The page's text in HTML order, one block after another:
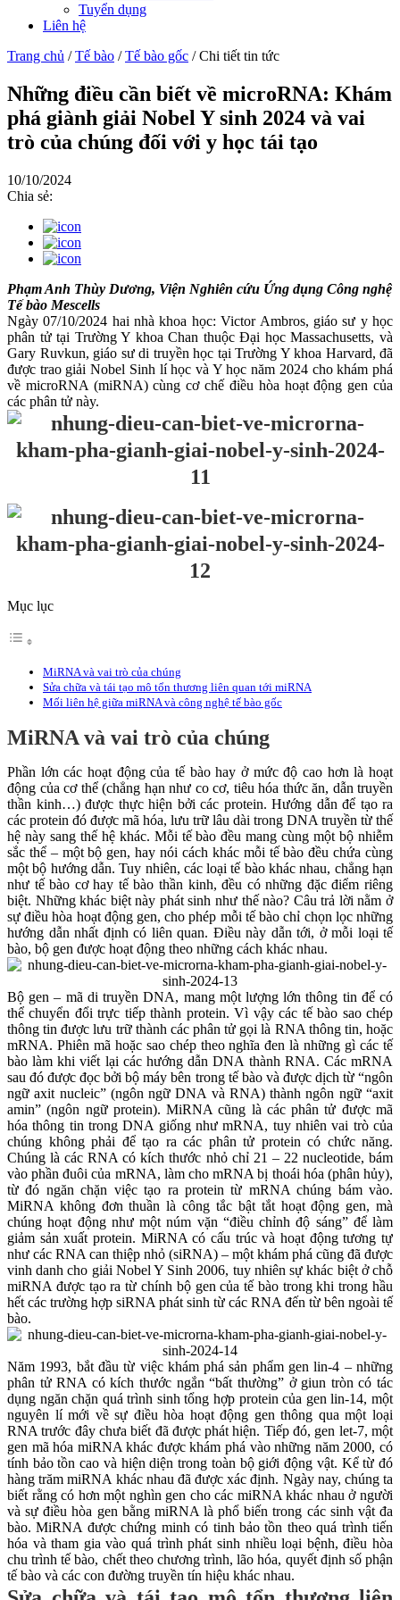
Tuyển dụng
Liên hệ
Trang chủ /Tế bào /Tế bào gốc /Chi tiết tin tức
Những điều cần biết về microRNA: Khám
phá giành giải Nobel Y sinh 2024 và vai
trò của chúng đối với y học tái tạo
10/10/2024
Chia sẻ:
Phạm Anh Thùy Dương, Viện Nghiên cứu Ứng dụng Công nghệ
Tế bào Mescells
Ngày 07/10/2024 hai nhà khoa học: Victor Ambros, giáo sư y học
phân tử tại Trường Y khoa Chan thuộc Đại học Massachusetts, và
Gary Ruvkun, giáo sư di truyền học tại Trường Y khoa Harvard, đã
được trao giải Nobel Sinh lí học và Y học năm 2024 cho khám phá
về microRNA (miRNA) cùng cơ chế điều hòa hoạt động gen của
các phân tử này.
Mục lục
MiRNA và vai trò của chúng
Sửa chữa và tái tạo mô tổn thương liên quan tới miRNA
Mối liên hệ giữa miRNA và công nghệ tế bào gốc
MiRNA và vai trò của chúng
Phần lớn các hoạt động của tế bào hay ở mức độ cao hơn là hoạt
động của cơ thể (chẳng hạn như co cơ, tiêu hóa thức ăn, dẫn truyền
thần kinh…) được thực hiện bởi các protein. Hướng dẫn để tạo ra
các protein đó được mã hóa, lưu trữ lâu dài trong DNA truyền từ thế
hệ này sang thế hệ khác. Mỗi tế bào đều mang cùng một bộ nhiễm
sắc thể – một bộ gen, hay nói cách khác mỗi tế bào đều chứa cùng
một bộ hướng dẫn. Tuy nhiên, các loại tế bào khác nhau, chẳng hạn
như tế bào cơ hay tế bào thần kinh, đều có những đặc điểm riêng
biệt. Những khác biệt này phát sinh như thế nào? Câu trả lời nằm ở
sự điều hòa hoạt động gen, cho phép mỗi tế bào chỉ chọn lọc những
hướng dẫn nhất định có liên quan. Điều này dẫn tới, ở mỗi loại tế
bào, bộ gen được hoạt động theo những cách khác nhau.
Bộ gen – mã di truyền DNA, mang một lượng lớn thông tin để có
thể chuyển đổi trực tiếp thành protein. Vì vậy các tế bào sao chép
thông tin được lưu trữ thành các phân tử gọi là RNA thông tin, hoặc
mRNA. Phiên mã hoặc sao chép theo nghĩa đen là những gì các tế
bào làm khi viết lại các hướng dẫn DNA thành RNA. Các mRNA
sau đó được đọc bởi bộ máy bên trong tế bào và được dịch từ “ngôn
ngữ axit nucleic” (ngôn ngữ DNA và RNA) thành ngôn ngữ “axit
amin” (ngôn ngữ protein). MiRNA cũng là các phân tử được mã
hóa thông tin trong DNA giống như mRNA, tuy nhiên vai trò của
chúng không phải để tạo ra các phân tử protein có chức năng.
Chúng là các RNA có kích thước nhỏ chỉ 21 – 22 nucleotide, bám
vào phần đuôi của mRNA, làm cho mRNA bị thoái hóa (phân hủy),
từ đó ngăn chặn việc tạo ra protein từ mRNA chúng bám vào.
MiRNA không đơn thuần là công tắc bật tắt hoạt động gen, mà
chúng hoạt động như một núm vặn “điều chỉnh độ sáng” để làm
giảm sản xuất protein. MiRNA có cấu trúc và hoạt động tương tự
như các RNA can thiệp nhỏ (siRNA) – một khám phá cũng đã được
vinh danh cho giải Nobel Y Sinh 2006, tuy nhiên sự khác biệt ở chỗ
miRNA được tạo ra từ chính bộ gen của tế bào trong khi trong hầu
hết các trường hợp siRNA phát sinh từ các RNA đến từ bên ngoài tế
bào.
Năm 1993, bắt đầu từ việc khám phá sản phẩm gen lin-4 – những
phân tử RNA có kích thước ngắn “bất thường” ở giun tròn có tác
dụng ngăn chặn quá trình sinh tổng hợp protein của gen lin-14, một
nguyên lí mới về sự điều hòa hoạt động gen thông qua một loại
RNA trước đây chưa biết đã được phát hiện. Tiếp đó, gen let-7, một
gen mã hóa miRNA khác được khám phá vào những năm 2000, có
tính bảo tồn cao và hiện diện trong toàn bộ giới động vật. Kể từ đó
hàng trăm miRNA khác nhau đã được xác định. Ngày nay, chúng ta
biết rằng có hơn một nghìn gen cho các miRNA khác nhau ở người
và sự điều hòa gen bằng miRNA là phổ biến trong các sinh vật đa
bào. MiRNA được chứng minh có tinh bảo tồn theo quá trình tiến
hóa và tham gia vào quá trình phát sinh nhiều loại bệnh, điều hòa
chu trình tế bào, chết theo chương trình, lão hóa, quyết định số phận
tế bào và các con đường truyền tín hiệu khác nhau.